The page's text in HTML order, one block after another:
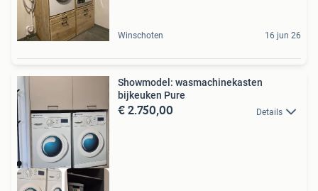
Winschoten 16 jun 26
Showmodel: wasmachinekasten
bijkeuken Pure
€ 2.750,00 Details